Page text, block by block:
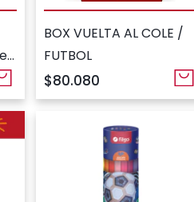
BOX VUELTA AL COLE /
FUTBOL
$80.080